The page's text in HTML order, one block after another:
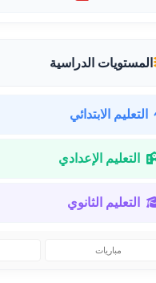
المستويات الدراسية
التعليم الابتدائي
التعليم الإعدادي
التعليم الثانوي
مباريات